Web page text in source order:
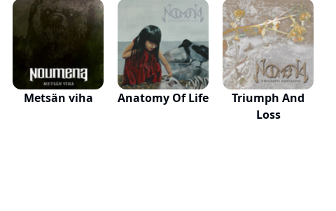
Metsän viha Anatomy Of Life
Triumph And
Loss